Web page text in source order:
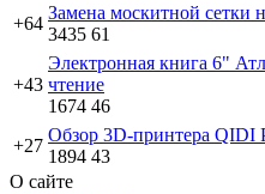
+64
Замена москитной сетки
3435 61
+43
Электронная книга 6"
чтение
1674 46
+27
Обзор 3D-принтера QIDI
1894 43
О сайте